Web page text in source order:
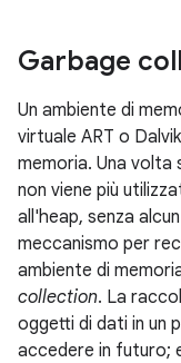
Garbage
Un ambiente di
virtuale ART o
memoria. Una volta
non viene più
all'heap, senza
meccanismo per
ambiente di
collection. La
oggetti di dati in un
accedere in futuro;